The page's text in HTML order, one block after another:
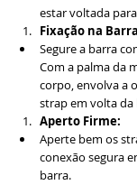
estar voltada
Fixação na
Segure a barra
Com a palma da
corpo, envolva a
strap em volta da
Aperto Firme:
Aperte bem os
conexão segura
barra.